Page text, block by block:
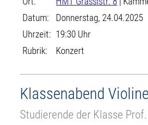
Datum:
Donnerstag, 24.04.2025
Uhrzeit: 19:30 Uhr
Rubrik:
Konzert
Klassenabend Violine
Studierende der Klasse